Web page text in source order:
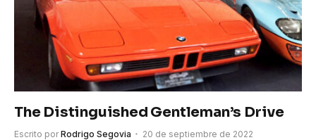
The Distinguished Gentleman’s Drive
Escrito por Rodrigo Segovia
20 de septiembre de 2022